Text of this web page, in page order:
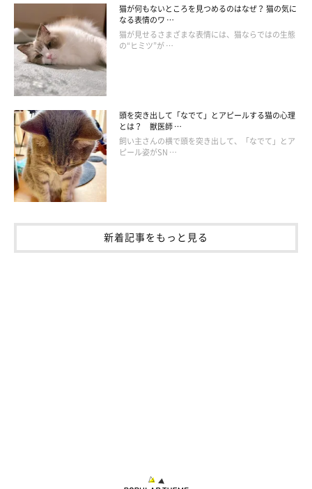
Photo by Getty Images
大腿骨頭（だいたいこっとう）すべり症は、大腿骨頭の成長板の
形成不全により、大腿骨が前後にずれて（すべり）折れてしまう
病気のことです。成長期の若い猫や肥満の猫、メインクーンなど
の大型種の猫に多く見られます。
発症すると後ろ足に痛みが生じるため、ひょこひょこと歩いた
り、立ち上がりにくそうにしたります。治療は保存療法や外科手
猫が何もないところを見つめるのはなぜ？ 猫の気に
なる表情のワ …
猫が見せるさまざまな表情には、猫ならではの生態
の“ヒミツ”が …
頭を突き出して「なでて」とアピールする猫の心理
とは？ 獣医師 …
飼い主さんの横で頭を突き出して、「なでて」とア
ピール姿がSN …
新着記事をもっと見る